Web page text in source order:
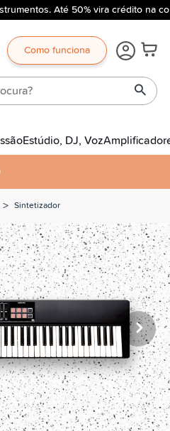
Até 50% vira crédito na
Como funciona
Estúdio, DJ, Voz
> Sintetizador